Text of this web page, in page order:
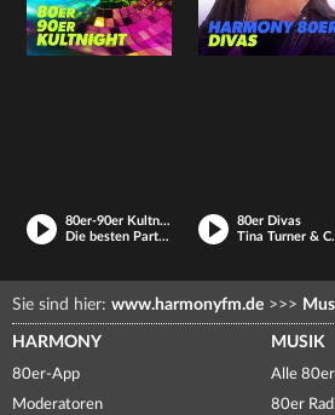
80er-90er Kultnight Radio
Die besten Partysongs der 80er und 90er
80er Divas
Tina
Sie sind hier: www.harmonyfm.de >>>
HARMONY
80er-App
Moderatoren
MUSIK
Alle
80er